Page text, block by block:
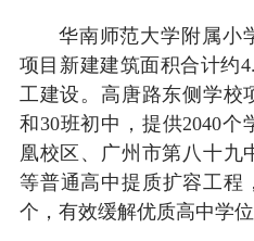
华南师范大学附属小
项目新建建筑面积合计约
工建设。高唐路东侧学校
和30班初中，提供2040
凰校区、广州市第八十九
等普通高中提质扩容工程
个，有效缓解优质高中学位